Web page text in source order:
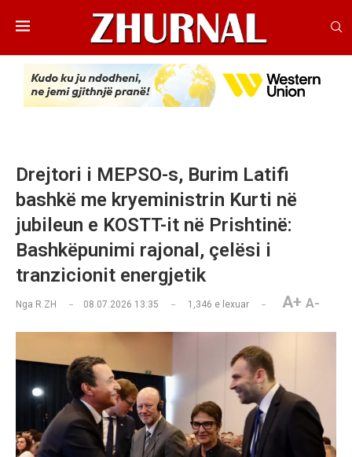
Drejtori i MEPSO-s, Burim Latifi
bashkë me kryeministrin Kurti në
jubileun e KOSTT-it në Prishtinë:
Bashkëpunimi rajonal, çelësi i
tranzicionit energjetik
Nga R.ZH 08.07.2026 13:35 1,346 e lexuar A+ A-